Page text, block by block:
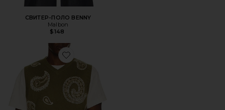
СВИТЕР-ПОЛО BENNY
Malbon
$148
Favorite ЖИЛЕТ PAISLEY